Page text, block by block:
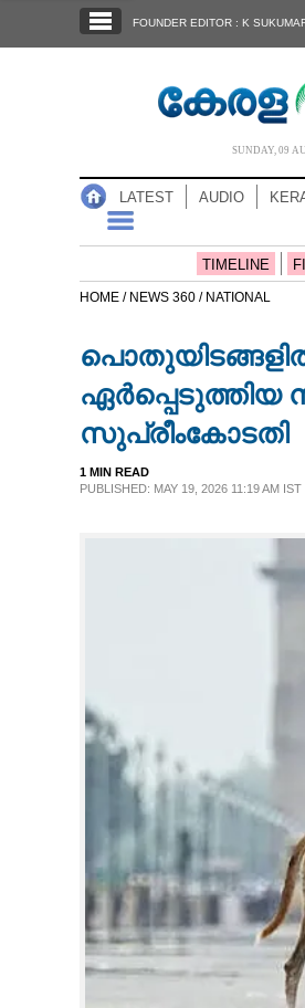
NOTIFIED NEWS
LIFESTYLE
FOUNDER EDITOR : K
SUNDAY, 09
LATEST AUDIO
TIMELINE
HOME / NEWS 360 / NATIONAL
ഏർപ്പെടുത്തിയ
സുപ്രീംകോടതി
1 MIN READ
PUBLISHED: MAY 19, 2026 11:19 AM IST